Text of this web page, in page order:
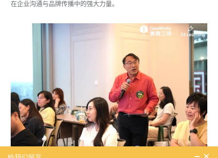
在企业沟通与品牌传播中的强大力量。